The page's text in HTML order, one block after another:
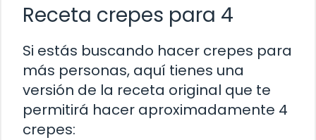
Receta crepes para 4
Si estás buscando hacer crepes para
más personas, aquí tienes una
versión de la receta original que te
permitirá hacer aproximadamente 4
crepes: